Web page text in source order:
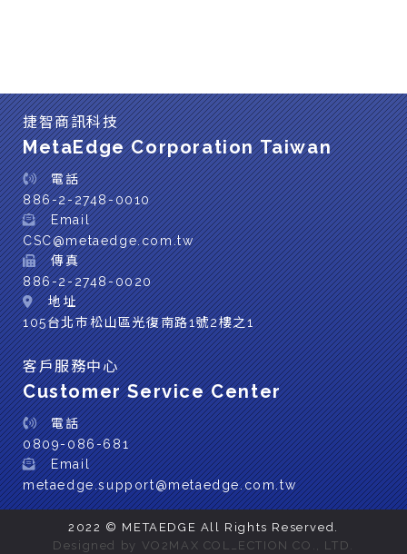
捷智商訊科技
MetaEdge Corporation Taiwan
電話
886-2-2748-0010
Email
CSC@metaedge.com.tw
傳真
886-2-2748-0020
地址
105台北巿松山區光復南路1號2樓之1
客戶服務中心
Customer Service Center
電話
0809-086-681
Email
metaedge.support@metaedge.com.tw
2022 © METAEDGE All Rights Reserved.
Designed by VO2MAX COLLECTION CO., LTD.